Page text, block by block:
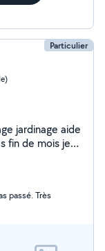
Particulier
jardinage aide
fin de mois je
passé. Très